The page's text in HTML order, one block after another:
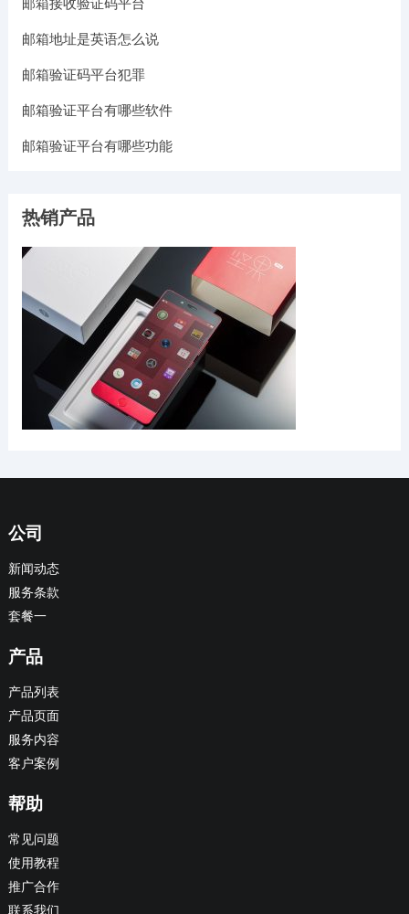
邮箱接收验证码平台
邮箱地址是英语怎么说
邮箱验证码平台犯罪
邮箱验证平台有哪些软件
邮箱验证平台有哪些功能
热销产品
公司
新闻动态
服务条款
套餐一
产品
产品列表
产品页面
服务内容
客户案例
帮助
常见问题
使用教程
推广合作
联系我们